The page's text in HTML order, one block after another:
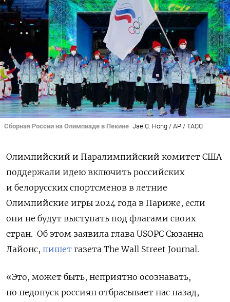
Сборная России на Олимпиаде в Пекине Jae C. Hong / AP / ТАСС
Олимпийский и Паралимпийский комитет США
поддержали идею включить российских
и белорусских спортсменов в летние
Олимпийские игры 2024 года в Париже, если
они не будут выступать под флагами своих
стран. Об этом заявила глава USOPC Сюзанна
Лайонс, пишет газета The Wall Street Journal.
«Это, может быть, неприятно осознавать,
но недопуск россиян отбрасывает нас назад,